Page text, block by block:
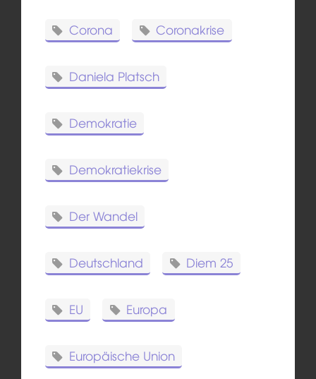
Corona Coronakrise
Daniela Platsch
Demokratie
Demokratiekrise
Der Wandel
Deutschland Diem 25
EU Europa
Europäische Union